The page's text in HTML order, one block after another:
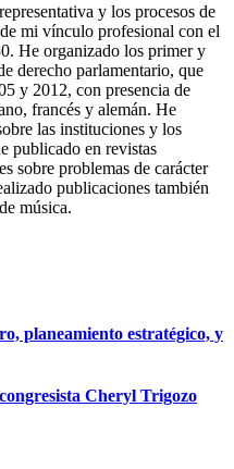
y los procesos de
mi vínculo profesional con el
He organizado los primer y
derecho parlamentario, que
y 2012, con presencia de
francés y alemán. He
las instituciones y los
publicado en revistas
sobre problemas de carácter
publicaciones también
música.
planeamiento estratégico, y
Cheryl Trigozo